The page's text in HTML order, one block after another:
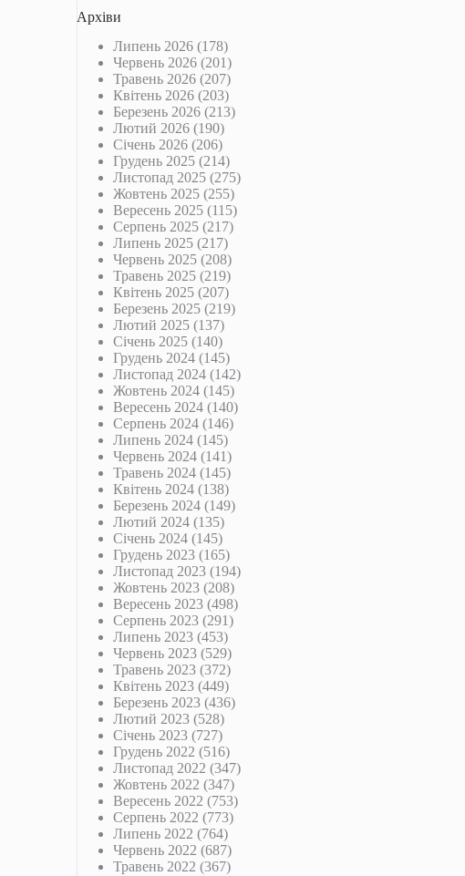
Архіви
Липень 2026 (178)
Червень 2026 (201)
Травень 2026 (207)
Квітень 2026 (203)
Березень 2026 (213)
Лютий 2026 (190)
Січень 2026 (206)
Грудень 2025 (214)
Листопад 2025 (275)
Жовтень 2025 (255)
Вересень 2025 (115)
Серпень 2025 (217)
Липень 2025 (217)
Червень 2025 (208)
Травень 2025 (219)
Квітень 2025 (207)
Березень 2025 (219)
Лютий 2025 (137)
Січень 2025 (140)
Грудень 2024 (145)
Листопад 2024 (142)
Жовтень 2024 (145)
Вересень 2024 (140)
Серпень 2024 (146)
Липень 2024 (145)
Червень 2024 (141)
Травень 2024 (145)
Квітень 2024 (138)
Березень 2024 (149)
Лютий 2024 (135)
Січень 2024 (145)
Грудень 2023 (165)
Листопад 2023 (194)
Жовтень 2023 (208)
Вересень 2023 (498)
Серпень 2023 (291)
Липень 2023 (453)
Червень 2023 (529)
Травень 2023 (372)
Квітень 2023 (449)
Березень 2023 (436)
Лютий 2023 (528)
Січень 2023 (727)
Грудень 2022 (516)
Листопад 2022 (347)
Жовтень 2022 (347)
Вересень 2022 (753)
Серпень 2022 (773)
Липень 2022 (764)
Червень 2022 (687)
Травень 2022 (367)